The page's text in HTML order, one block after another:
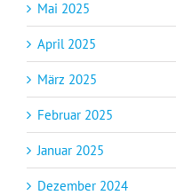
Mai 2025
April 2025
März 2025
Februar 2025
Januar 2025
Dezember 2024